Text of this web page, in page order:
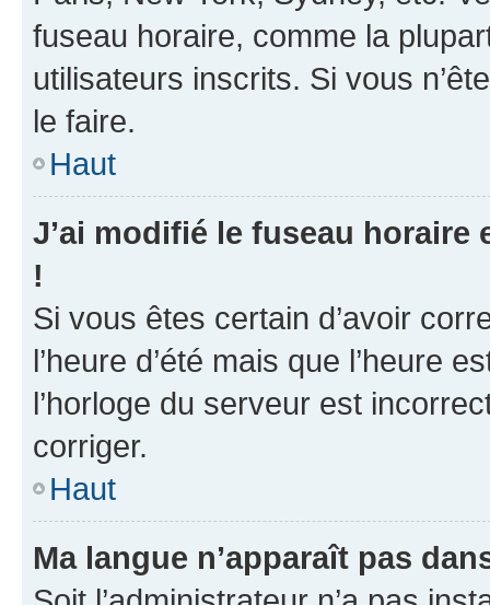
fuseau horaire, comme la
utilisateurs inscrits. Si vous
le faire.
Haut
J’ai modifié le fuseau horaire
!
Si vous êtes certain d’avoir
l’heure d’été mais que l’heure
l’horloge du serveur est
corriger.
Haut
Ma langue n’apparaît pas